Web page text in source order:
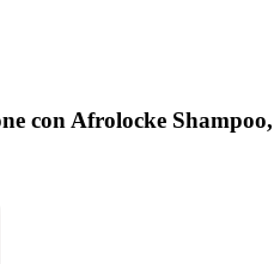
con Afrolocke